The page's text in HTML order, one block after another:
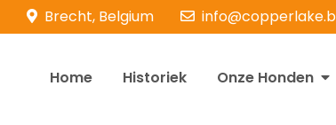
Brecht, Belgium
Retrievers
Home Historiek Onze Honden